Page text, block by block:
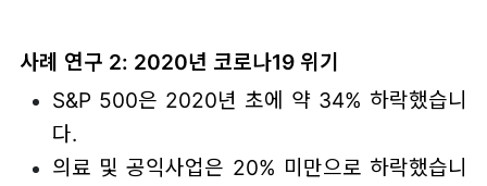
사례 연구 2: 2020년 코로나19 위기
S&P 500은 2020년 초에 약 34% 하락했습니
다.
의료 및 공익사업은 20% 미만으로 하락했습니